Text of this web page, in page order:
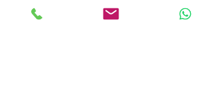
Optimal in Kombination mit